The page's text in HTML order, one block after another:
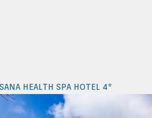
HEALTH SPA HOTEL 4*